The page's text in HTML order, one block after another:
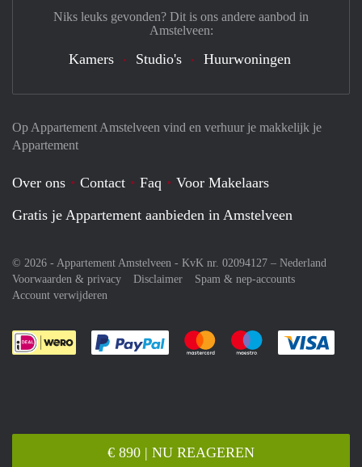
€ 890 | NU REAGEREN
Op Appartement Amstelveen vind en verhuur je makkelijk je
Appartement
Over ons Contact Faq
Voor Makelaars
Gratis je Appartement aanbieden in Amstelveen
© 2026 - Appartement Amstelveen - KvK nr. 02094127 – Nederland
Voorwaarden & privacy
Disclaimer
Spam & nep-accounts
Account verwijderen
Je rekent gemakkelijk af met Paypal
Je rekent gemakkelijk af met
Je rekent
Niks leuks gevonden? Dit is ons andere aanbod in
Amstelveen:
Kamers Studio's Huurwoningen